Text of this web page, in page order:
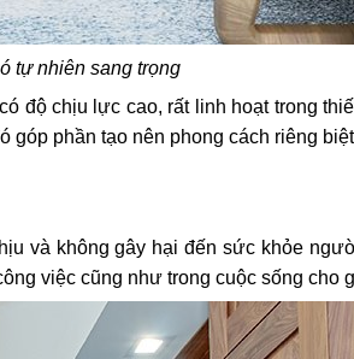
tự nhiên sang trọng
độ chịu lực cao, rất linh hoạt trong
phần tạo nên phong cách riêng
và không gây hại đến sức khỏe
việc cũng như trong cuộc sống cho